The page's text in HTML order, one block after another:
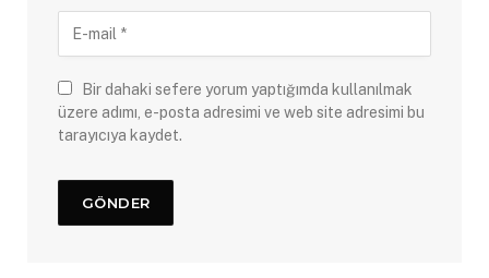
Bir dahaki sefere yorum yaptığımda kullanılmak
üzere adımı, e-posta adresimi ve web site adresimi bu
tarayıcıya kaydet.